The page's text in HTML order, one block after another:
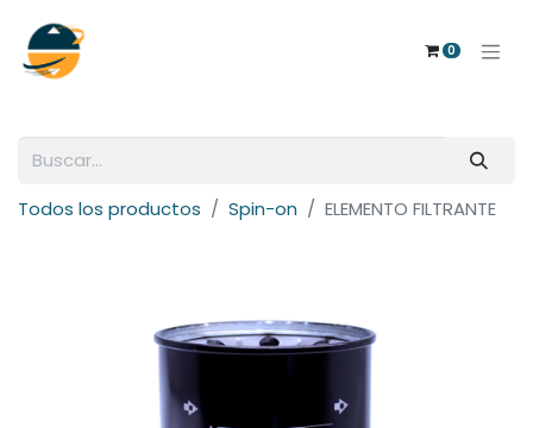
0
Todos los productos Spin-on ELEMENTO FILTRANTE